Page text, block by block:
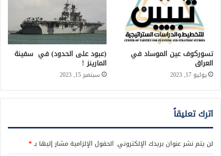
تسوركوف عين الموساد في
العراق
يوليو 17, 2023
(عبود على الحدود) في سفينة
المارينز !
سبتمبر 15, 2023
اترك تعليقاً
لن يتم نشر عنوان بريدك الإلكتروني. الحقول الإلزامية مشار إليها بـ*